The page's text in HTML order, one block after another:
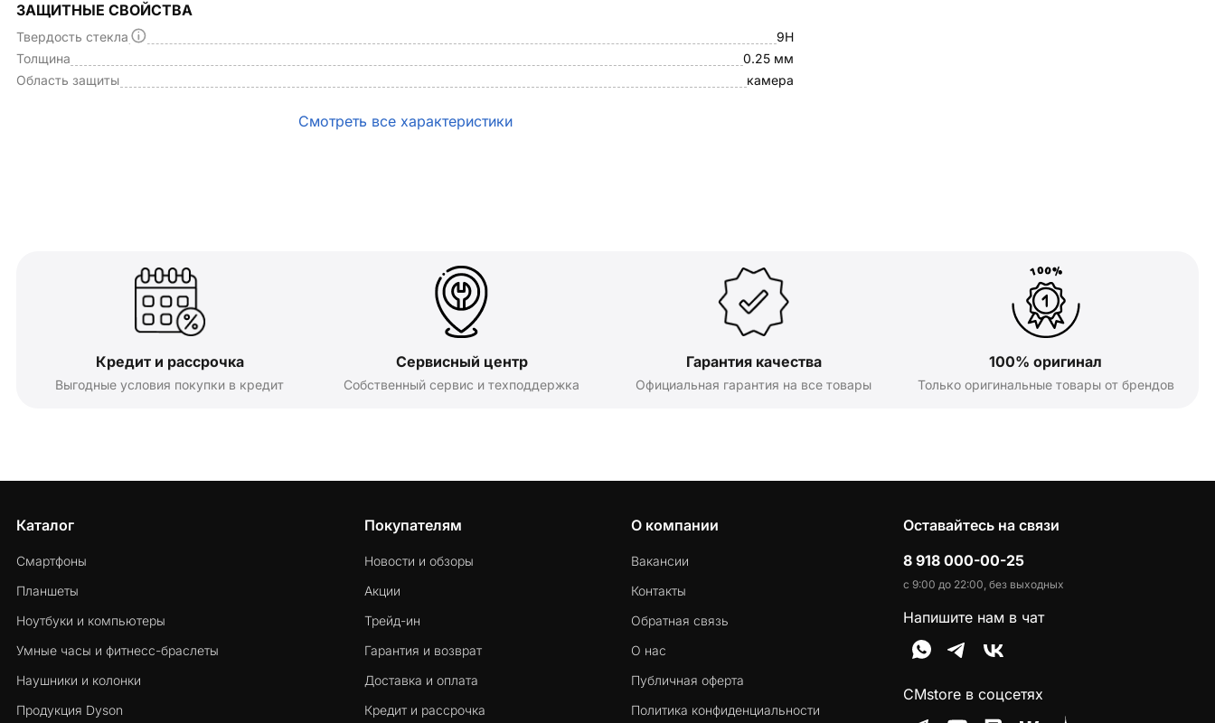
ЗАЩИТНЫЕ СВОЙСТВА
Твердость стекла
9H
Толщина
0.25 мм
Область защиты
камера
Смотреть все характеристики
Кредит и рассрочка
Выгодные условия покупки в кредит
Сервисный центр
Собственный сервис и техподдержка
Гарантия качества
Официальная гарантия на все товары
100% оригинал
Только оригинальные товары от брендов
Каталог
Смартфоны
Планшеты
Ноутбуки и компьютеры
Умные часы и фитнесс-браслеты
Наушники и колонки
Продукция Dyson
Покупателям
Новости и обзоры
Акции
Трейд-ин
Гарантия и возврат
Доставка и оплата
Кредит и рассрочка
О компании
Вакансии
Контакты
Обратная связь
О нас
Публичная оферта
Политика конфиденциальности
Оставайтесь на связи
8 918 000-00-25
с 9:00 до 22:00, без выходных
Напишите нам в чат
CMstore в соцсетях